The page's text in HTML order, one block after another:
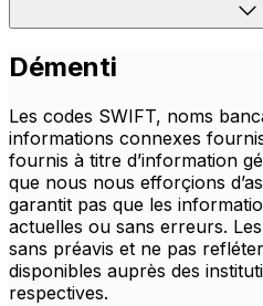
Démenti
Les codes SWIFT, noms
informations connexes
fournis à titre d’information
que nous nous efforçions
garantit pas que les
actuelles ou sans erreurs.
sans préavis et ne pas
disponibles auprès des
respectives.